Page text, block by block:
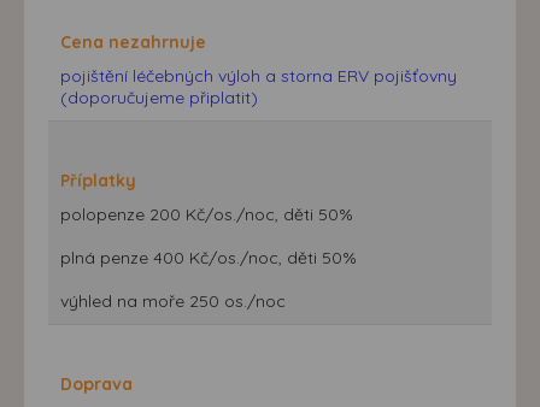
Cena nezahrnuje
pojištění léčebných výloh a storna ERV pojišťovny
(doporučujeme připlatit)
Příplatky
polopenze 200 Kč/os./noc, děti 50%
plná penze 400 Kč/os./noc, děti 50%
výhled na moře 250 os./noc
Doprava